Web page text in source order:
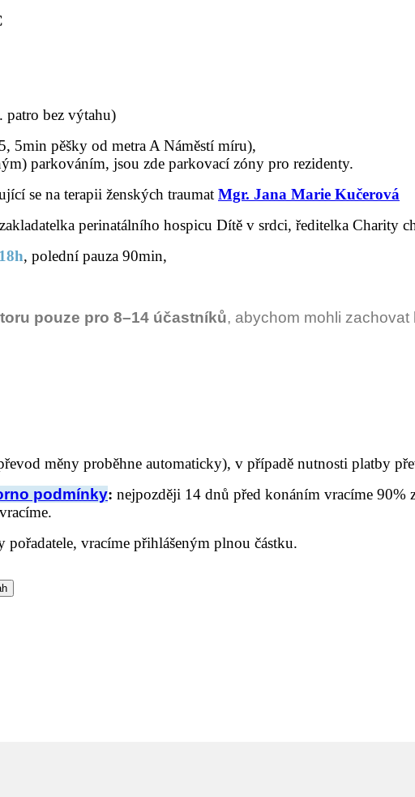
patro bez výtahu)
5min pěšky od metra A Náměstí míru),
parkováním, jsou zde parkovací zóny pro rezidenty.
se na terapii ženských traumat Mgr. Jana Marie Kučerová
perinatálního hospicu Dítě v srdci, ředitelka Charity
, polední pauza 90min,
pouze pro 8–14 účastníků, abychom mohli
měny proběhne automaticky), v případě nutnosti platby
podmínky: nejpozději 14 dnů před konáním vracíme 90%
pořadatele, vracíme přihlášeným plnou částku.